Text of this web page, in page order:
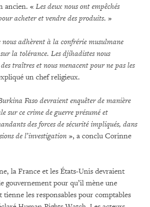
ancien. « Les deux nous ont empêchés
acheter et vendre des produits. »
nous adhèrent à la confrérie musulmane
la tolérance. Les djihadistes nous
traîtres et nous menacent pour ne pas les
un chef religieux.
Faso devraient enquêter de manière
sur ce crime de guerre présumé et
des forces de sécurité impliqués, dans
de l’investigation », a conclu Corinne
la France et les États-Unis devraient
gouvernement pour qu’il mène une
tienne les responsables pour comptables